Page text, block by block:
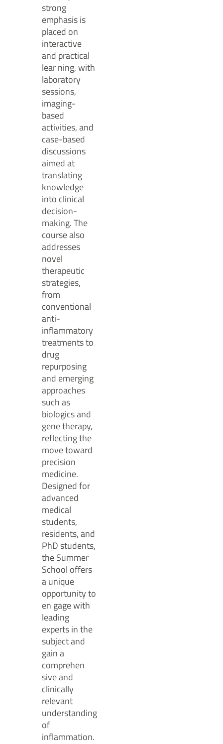
strong
emphasis is
placed on
interactive
and practical
lear ning, with
laboratory
sessions,
imaging-
based
activities, and
case-based
discussions
aimed at
translating
knowledge
into clinical
decision-
making. The
course also
addresses
novel
therapeutic
strategies,
from
conventional
anti-
inflammatory
treatments to
drug
repurposing
and emerging
approaches
such as
biologics and
gene therapy,
reflecting the
move toward
precision
medicine.
Designed for
advanced
medical
students,
residents, and
PhD students,
the Summer
School offers
a unique
opportunity to
en gage with
leading
experts in the
subject and
gain a
comprehen
sive and
clinically
relevant
understanding
of
inflammation.